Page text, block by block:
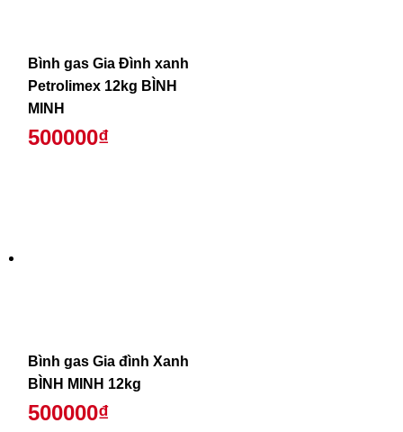
Bình gas Gia Đình xanh
Petrolimex 12kg BÌNH
MINH
500000₫
Bình gas Gia đình Xanh
BÌNH MINH 12kg
500000₫